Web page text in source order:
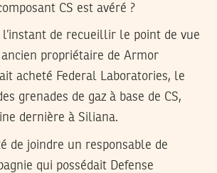
CS est avéré ?
l’instant de recueillir le point de vue
ancien propriétaire de Armor
acheté Federal Laboratories, le
grenades de gaz à base de CS,
dernière à Siliana.
de joindre un responsable de
qui possédait Defense